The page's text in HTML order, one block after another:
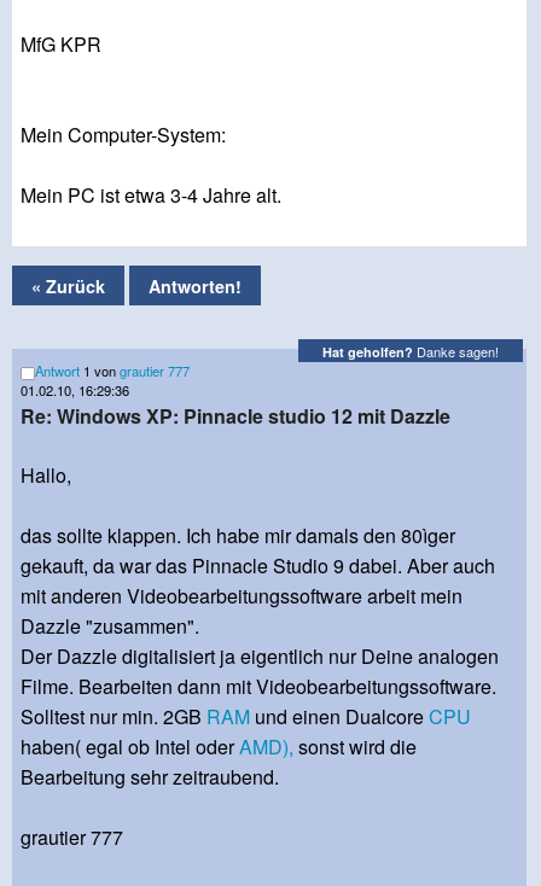
MfG KPR
Mein Computer-System:
Mein PC ist etwa 3-4 Jahre alt.
« Zurück Antworten!
Hat geholfen? Danke sagen!
Antwort 1 vongrautier 777
01.02.10, 16:29:36
Re: Windows XP: Pinnacle studio 12 mit Dazzle
Hallo,
das sollte klappen. Ich habe mir damals den 80ìger
gekauft, da war das Pinnacle Studio 9 dabei. Aber auch
mit anderen Videobearbeitungssoftware arbeit mein
Dazzle "zusammen".
Der Dazzle digitalisiert ja eigentlich nur Deine analogen
Filme. Bearbeiten dann mit Videobearbeitungssoftware.
Solltest nur min. 2GB RAM und einen DualcoreCPU
haben( egal ob Intel oderAMD), sonst wird die
Bearbeitung sehr zeitraubend.
grautier 777